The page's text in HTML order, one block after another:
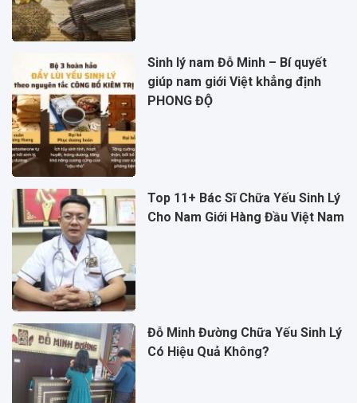
Sinh lý nam Đỗ Minh – Bí quyết
giúp nam giới Việt khẳng định
PHONG ĐỘ
Top 11+ Bác Sĩ Chữa Yếu Sinh Lý
Cho Nam Giới Hàng Đầu Việt Nam
Đỗ Minh Đường Chữa Yếu Sinh Lý
Có Hiệu Quả Không?